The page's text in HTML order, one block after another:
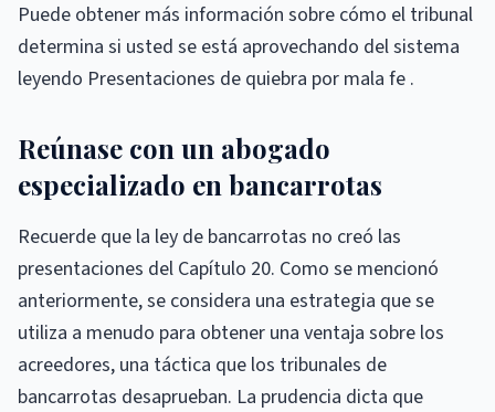
Puede obtener más información sobre cómo el tribunal
determina si usted se está aprovechando del sistema
leyendo Presentaciones de quiebra por mala fe .
Reúnase con un abogado
especializado en bancarrotas
Recuerde que la ley de bancarrotas no creó las
presentaciones del Capítulo 20. Como se mencionó
anteriormente, se considera una estrategia que se
utiliza a menudo para obtener una ventaja sobre los
acreedores, una táctica que los tribunales de
bancarrotas desaprueban. La prudencia dicta que